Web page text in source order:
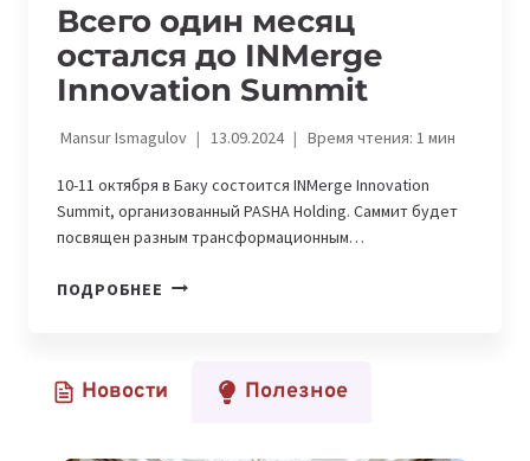
Всего один месяц
остался до INMerge
Innovation Summit
Mansur Ismagulov 13.09.2024 Время чтения: 1мин
10-11 октября в Баку состоится INMerge Innovation
Summit, организованный PASHA Holding. Саммит будет
посвящен разным трансформационным…
ПОДРОБНЕЕ ВСЕГО
ДО
Новости Полезное